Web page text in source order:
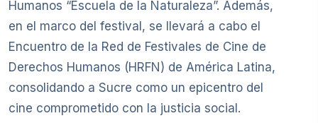
Humanos “Escuela de la Naturaleza”. Además,
en el marco del festival, se llevará a cabo el
Encuentro de la Red de Festivales de Cine de
Derechos Humanos (HRFN) de América Latina,
consolidando a Sucre como un epicentro del
cine comprometido con la justicia social.